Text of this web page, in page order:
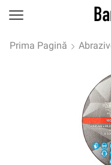
Prima Pagină